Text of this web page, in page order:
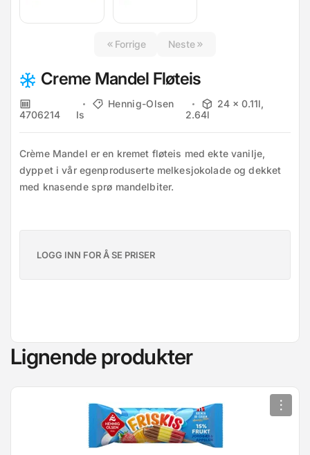
Forrige Neste
Creme Mandel Fløteis
4706214
Hennig-Olsen
Is
24 x 0.11l,
2.64l
Crème Mandel er en kremet fløteis med ekte vanilje,
dyppet i vår egenproduserte melkesjokolade og dekket
med knasende sprø mandelbiter.
LOGG INN FOR Å SE PRISER
Lignende produkter